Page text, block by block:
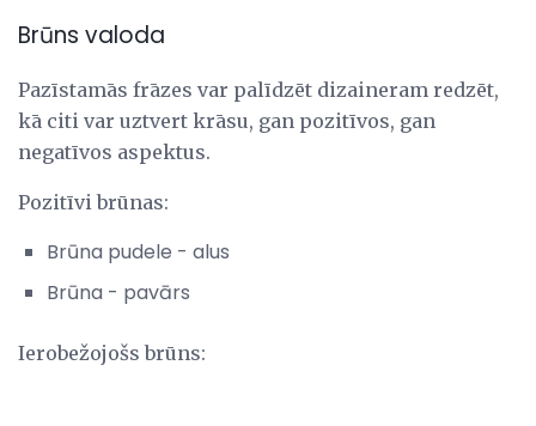
Brūns valoda
Pazīstamās frāzes var palīdzēt dizaineram redzēt,
kā citi var uztvert krāsu, gan pozitīvos, gan
negatīvos aspektus.
Pozitīvi brūnas:
Brūna pudele - alus
Brūna - pavārs
Ierobežojošs brūns: